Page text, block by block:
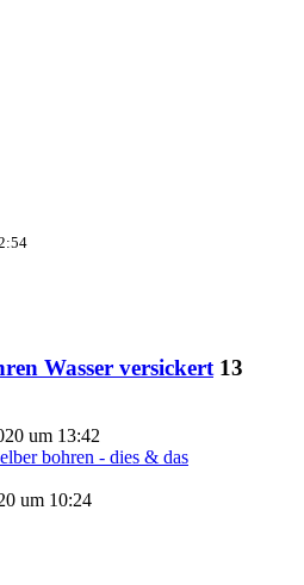
Wasser versickert 13
um 13:42
bohren - dies & das
um 10:24